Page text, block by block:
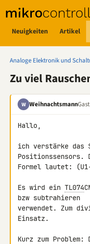
Neuigkeiten Artikel
Analoge Elektronik und
Zu viel
W WeihnachtsmannGast
Hallo,
ich verstärke das
Positionssensors.
Formel lautet: (U1-
Es wird ein TL074
bzw subtrahieren
verwendet. Zum
Einsatz.
Kurz zum